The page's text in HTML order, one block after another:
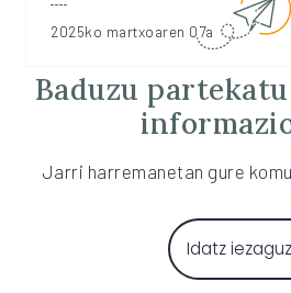
2025ko martxoaren 07a
Baduzu
Jarri harremanetan gure
Idatz